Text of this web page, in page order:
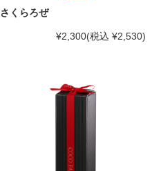
さくらろぜ
¥2,300(税込 ¥2,530)